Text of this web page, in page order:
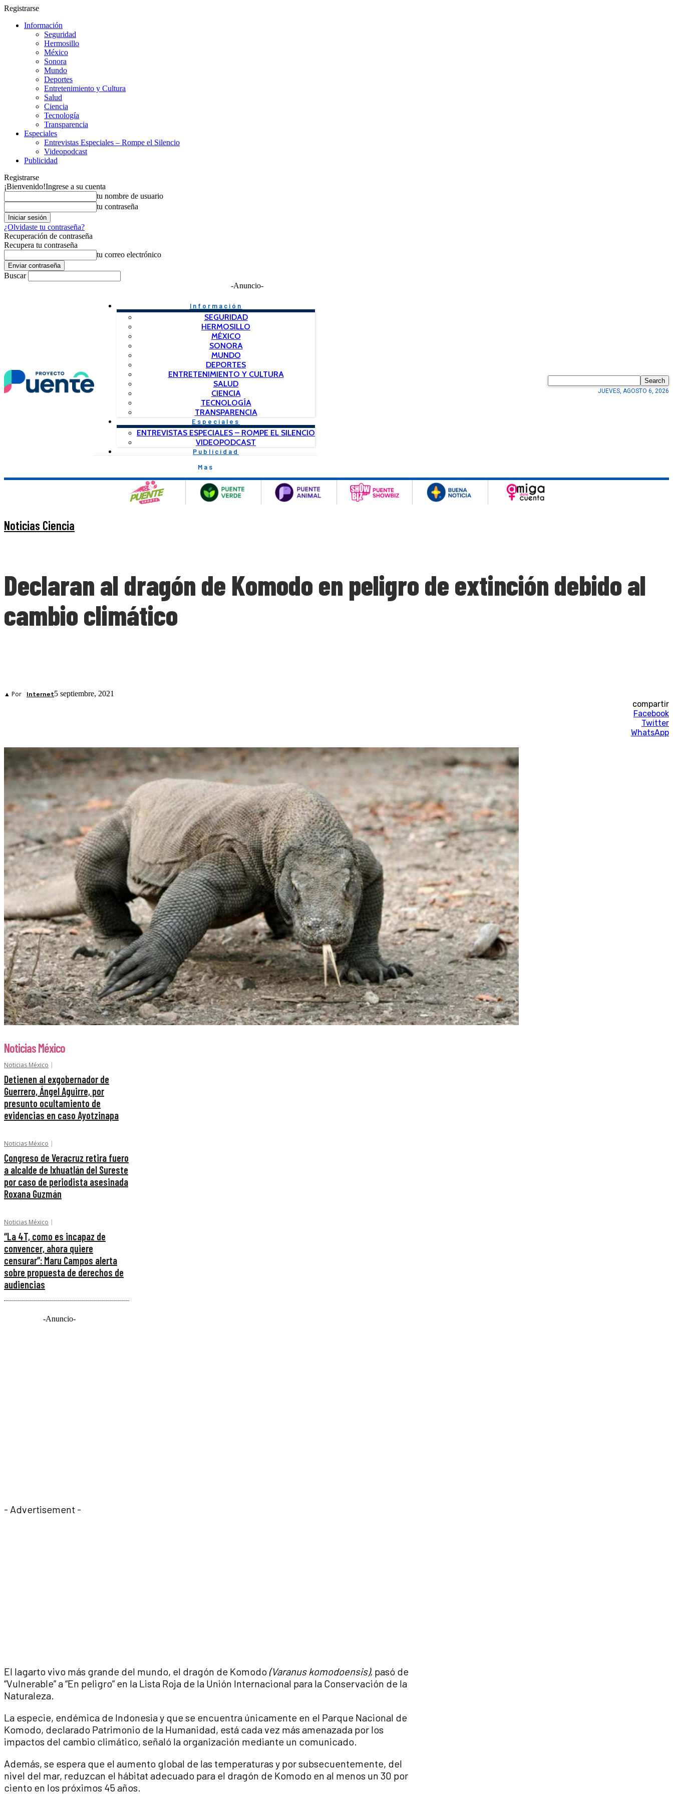
Registrarse
Información
Seguridad
Hermosillo
México
Sonora
Mundo
Deportes
Entretenimiento y Cultura
Salud
Ciencia
Tecnología
Transparencia
Especiales
Entrevistas Especiales – Rompe el Silencio
Videopodcast
Publicidad
Registrarse
¡Bienvenido!Ingrese a su cuenta
tu nombre de usuario
tu contraseña
¿Olvidaste tu contraseña?
Recuperación de contraseña
Recupera tu contraseña
tu correo electrónico
Buscar
-Anuncio-
Información
SEGURIDAD
HERMOSILLO
MÉXICO
SONORA
MUNDO
DEPORTES
ENTRETENIMIENTO Y CULTURA
SALUD
CIENCIA
TECNOLOGÍA
TRANSPARENCIA
Especiales
ENTREVISTAS ESPECIALES – ROMPE EL SILENCIO
VIDEOPODCAST
Publicidad
Mas
Search
JUEVES, AGOSTO 6, 2026
Noticias Ciencia
Declaran al dragón de Komodo en peligro de extinción debido al
cambio climático
▲ Por Internet5 septiembre, 2021
compartir
Facebook
Twitter
WhatsApp
Noticias México
Noticias México
Detienen al exgobernador de
Guerrero, Ángel Aguirre, por
presunto ocultamiento de
evidencias en caso Ayotzinapa
Noticias México
Congreso de Veracruz retira fuero
a alcalde de Ixhuatlán del Sureste
por caso de periodista asesinada
Roxana Guzmán
Noticias México
“La 4T, como es incapaz de
convencer, ahora quiere
censurar”: Maru Campos alerta
sobre propuesta de derechos de
audiencias
-Anuncio-
- Advertisement -
El lagarto vivo más grande del mundo, el dragón de Komodo (Varanus komodoensis), pasó de
“Vulnerable” a “En peligro” en la Lista Roja de la Unión Internacional para la Conservación de la
Naturaleza.
La especie, endémica de Indonesia y que se encuentra únicamente en el Parque Nacional de
Komodo, declarado Patrimonio de la Humanidad, está cada vez más amenazada por los
impactos del cambio climático, señaló la organización mediante un comunicado.
Además, se espera que el aumento global de las temperaturas y por subsecuentemente, del
nivel del mar, reduzcan el hábitat adecuado para el dragón de Komodo en al menos un 30 por
ciento en los próximos 45 años.